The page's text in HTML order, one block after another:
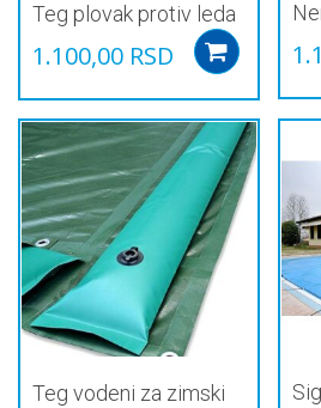
Teg plovak protiv leda
1.100,00 RSD Add
Teg vodeni za zimski